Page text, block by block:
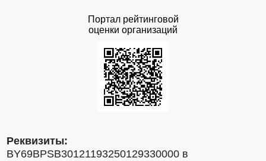
Портал рейтинговой
оценки организаций
Реквизиты:
BY69BPSB30121193250129330000 в